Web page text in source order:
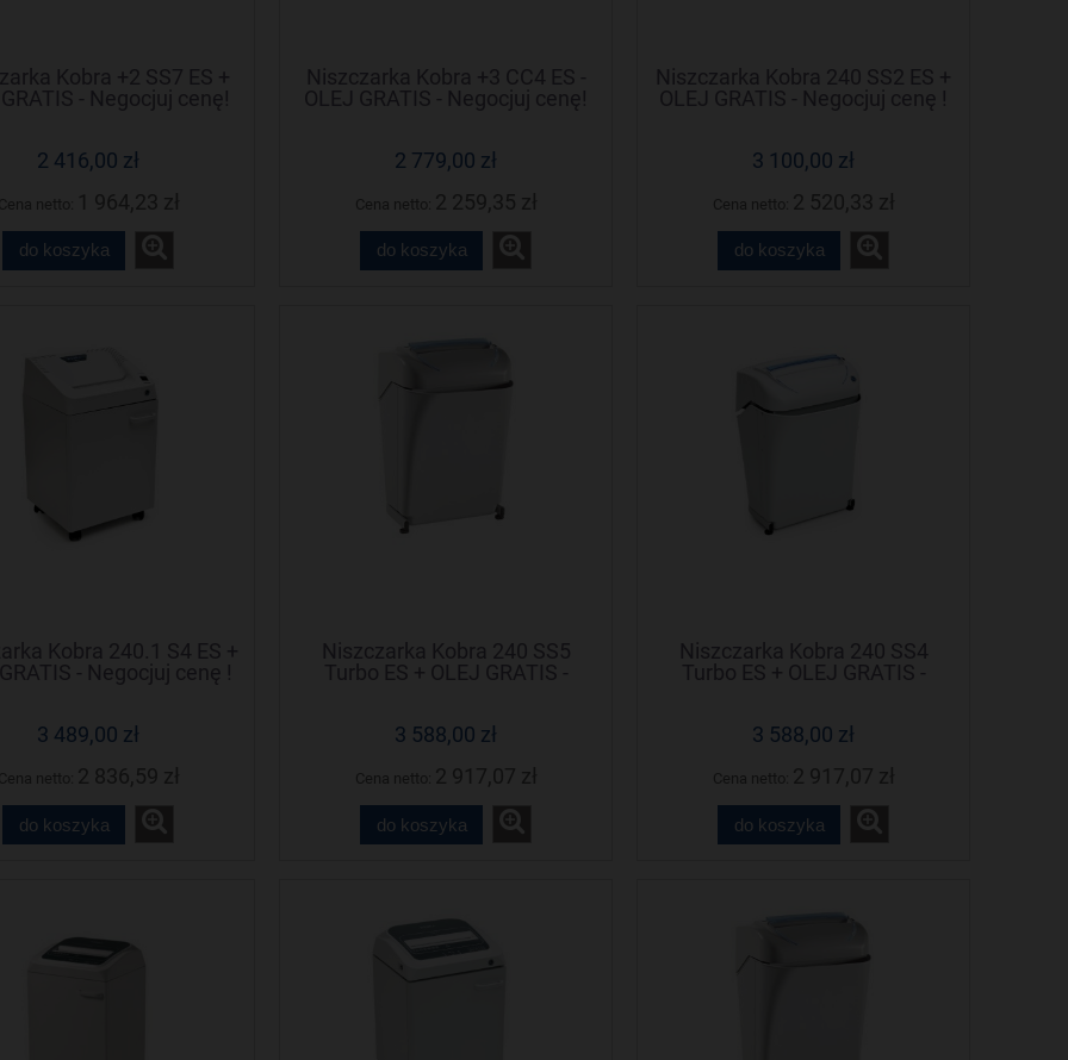
Kobra +2 SS7 ES +
- Negocjuj cenę!
2 416,00 zł
do koszyka
Niszczarka Kobra +3 CC4 ES -
OLEJ GRATIS - Negocjuj cenę!
2 779,00 zł
do koszyka
Niszczarka Kobra 240 SS2 ES +
OLEJ GRATIS - Negocjuj cenę !
3 100,00 zł
do koszyka
Kobra 240.1 S4 ES +
- Negocjuj cenę !
3 489,00 zł
do koszyka
Niszczarka Kobra 240 SS5
Turbo ES + OLEJ GRATIS -
3 588,00 zł
do koszyka
Niszczarka Kobra 240 SS4
Turbo ES + OLEJ GRATIS -
3 588,00 zł
do koszyka